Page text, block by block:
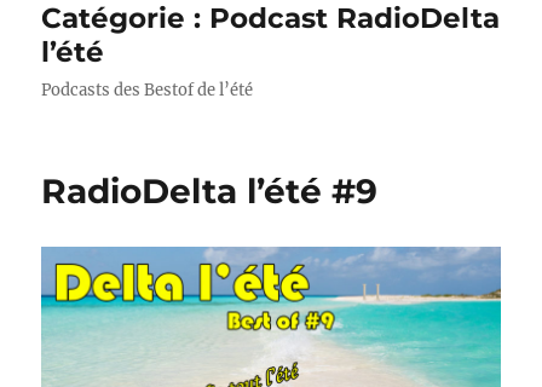
Catégorie : Podcast RadioDelta
l’été
Podcasts des Bestof de l’été
RadioDelta l’été #9